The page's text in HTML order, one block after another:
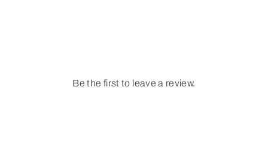
Be the first to leave a review.